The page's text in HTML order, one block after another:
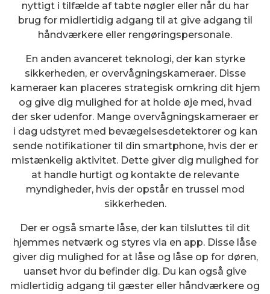
nyttigt i tilfælde af tabte nøgler eller når du har
brug for midlertidig adgang til at give adgang til
håndværkere eller rengøringspersonale.
En anden avanceret teknologi, der kan styrke
sikkerheden, er overvågningskameraer. Disse
kameraer kan placeres strategisk omkring dit hjem
og give dig mulighed for at holde øje med, hvad
der sker udenfor. Mange overvågningskameraer er
i dag udstyret med bevægelsesdetektorer og kan
sende notifikationer til din smartphone, hvis der er
mistænkelig aktivitet. Dette giver dig mulighed for
at handle hurtigt og kontakte de relevante
myndigheder, hvis der opstår en trussel mod
sikkerheden.
Der er også smarte låse, der kan tilsluttes til dit
hjemmes netværk og styres via en app. Disse låse
giver dig mulighed for at låse og låse op for døren,
uanset hvor du befinder dig. Du kan også give
midlertidig adgang til gæster eller håndværkere og